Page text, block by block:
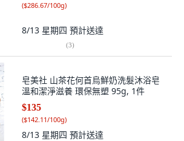
($286.67/100g)
8/13 星期四 預計送達
(3)
皂美社 山茶花何首烏鮮奶洗髮沐浴皂
溫和潔淨滋養 環保無塑 95g, 1件
$135
($142.11/100g)
8/13 星期四 預計送達